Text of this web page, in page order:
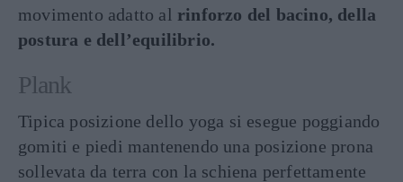
movimento adatto al rinforzo del bacino, della
postura e dell’equilibrio.
Plank
Tipica posizione dello yoga si esegue poggiando
gomiti e piedi mantenendo una posizione prona
sollevata da terra con la schiena perfettamente